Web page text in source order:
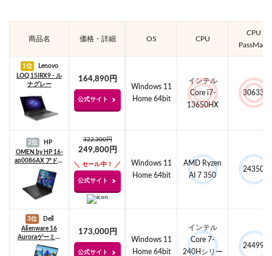
商品名 価格・詳細 OS CPU
CPU
PassMark
1位
Lenovo
LOQ 15IRX9 - ル
ナグレー
164,890円
公式サイト
Windows 11
Home 64bit
インテル
Core i7-
13650HX
30633
2位
HP
OMEN by HP 16-
ap0086AX アドバ
ンスモデル
322,300円
249,800円
セール中！
公式サイト
Windows 11
Home 64bit
AMD Ryzen
AI 7 350
24350
3位
Dell
Alienware 16
Auroraゲーミン
グ ノートパソコ
ン
173,000円
公式サイト
Windows 11
Home 64bit
インテル
Core 7-
240Hシリー
24499